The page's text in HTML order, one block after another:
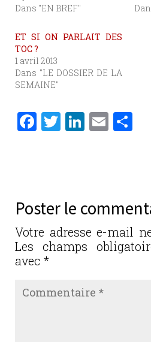
Dans "EN BREF"
ET SI ON PARLAIT DES
TOC ?
1 avril 2013
Dans "LE DOSSIER DE LA
SEMAINE"
F
b
o
o
k
T
r
Li
n
E
er
Poster le
Votre adresse e-mail
Les champs
avec *